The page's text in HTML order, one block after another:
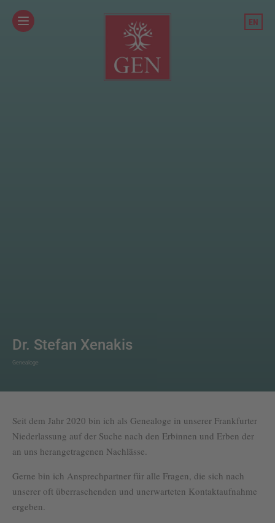
EN
Dr. Stefan Xenakis
Genealoge
Seit dem Jahr 2020 bin ich als Genealoge in unserer Frankfurter
Niederlassung auf der Suche nach den Erbinnen und Erben der
an uns herangetragenen Nachlässe.
Gerne bin ich Ansprechpartner für alle Fragen, die sich nach
unserer oft überraschenden und unerwarteten Kontaktaufnahme
ergeben.